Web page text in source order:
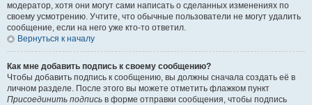
модератор, хотя они могут сами написать о сделанных изменениях по
своему усмотрению. Учтите, что обычные пользователи не могут удалить
сообщение, если на него уже кто-то ответил.
Вернуться к началу
Как мне добавить подпись к своему сообщению?
Чтобы добавить подпись к сообщению, вы должны сначала создать её в
личном разделе. После этого вы можете отметить флажком пункт
Присоединить подпись в форме отправки сообщения, чтобы подпись